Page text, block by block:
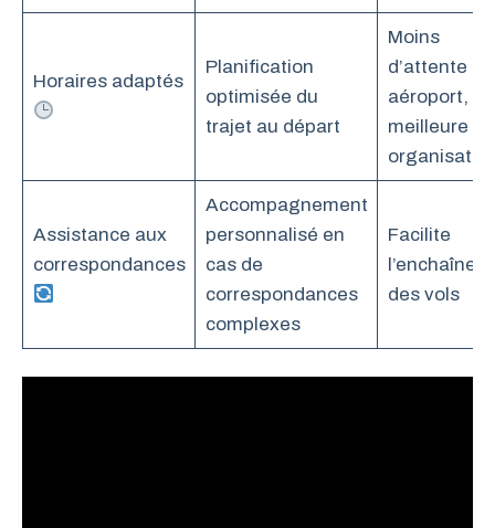
Horaires adaptés
Planification
optimisée du
trajet au départ
Moins
d’attente en
aéroport,
meilleure
Assistance aux
correspondances
Accompagnement
personnalisé en
cas de
correspondances
complexes
Facilite
des vols